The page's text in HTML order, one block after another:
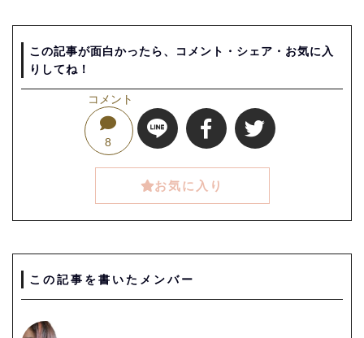
この記事が面白かったら、コメント・シェア・お気に入
りしてね！
コメント
8
お気に入り
この記事を書いたメンバー